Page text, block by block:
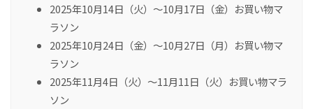
2025年10月14日（火）～10月17日（金）お買い物マ
ラソン
2025年10月24日（金）～10月27日（月）お買い物マ
ラソン
2025年11月4日（火）～11月11日（火）お買い物マラ
ソン